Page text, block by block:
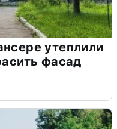
утеплили
фасад